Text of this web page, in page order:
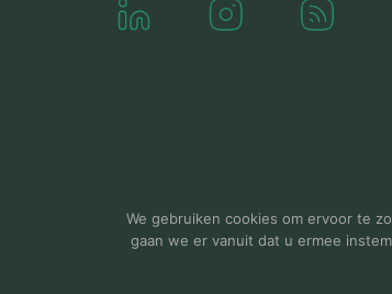
© 2000-2026 Van der Molen EIS
We gebruiken cookies om ervoor te
gaan we er vanuit dat u ermee